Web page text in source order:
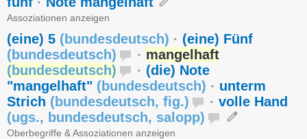
Assoziationen anzeigen
(eine) 5 (bundesdeutsch) · (eine) Fünf
(bundesdeutsch) · mangelhaft
(bundesdeutsch) · (die) Note
"mangelhaft" (bundesdeutsch) · unterm
Strich (bundesdeutsch, fig.) · volle Hand
(ugs., bundesdeutsch, salopp)
Oberbegriffe & Assoziationen anzeigen